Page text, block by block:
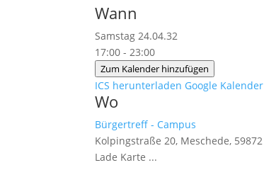
Wann
Samstag 24.04.32
17:00 - 23:00
Zum Kalender hinzufügen
ICS herunterladen Google Kalender
Wo
Bürgertreff - Campus
Kolpingstraße 20, Meschede, 59872
Lade Karte ...